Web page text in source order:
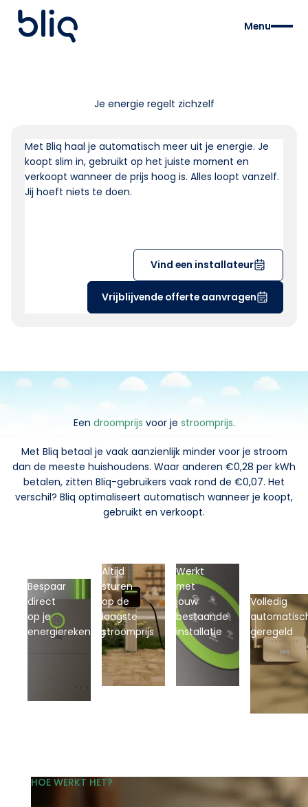
Menu
Je energie regelt zichzelf
Met Bliq haal je automatisch meer uit je energie. Je
koopt slim in, gebruikt op het juiste moment en
verkoopt wanneer de prijs hoog is. Alles loopt vanzelf.
Jij hoeft niets te doen.
Vind een installateur
Vrijblijvende offerte aanvragen
Een droomprijs voor je stroomprijs.
Met Bliq betaal je vaak aanzienlijk minder voor je stroom
dan de meeste huishoudens. Waar anderen €0,28 per kWh
betalen, zitten Bliq-gebruikers vaak rond de €0,07. Het
verschil? Bliq optimaliseert automatisch wanneer je koopt,
gebruikt en verkoopt.
Bespaar
direct
op je
energierekening
Altijd
sturen
op de
laagste
stroomprijs
Werkt
met
jouw
bestaande
installatie
Volledig
geregeld
HOE WERKT HET?